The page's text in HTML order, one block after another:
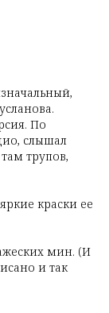
По
слышал
трупов,
краски ее
мин. (И
и так